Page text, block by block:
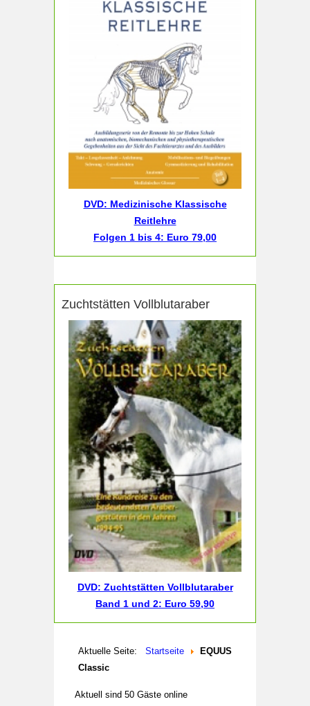
DVD: Medizinische Klassische
Reitlehre
Folgen 1 bis 4: Euro 79,00
Zuchtstätten Vollblutaraber
DVD: Zuchtstätten Vollblutaraber
Band 1 und 2: Euro 59,90
Aktuelle Seite: Startseite
EQUUS
Classic
Aktuell sind 50 Gäste online